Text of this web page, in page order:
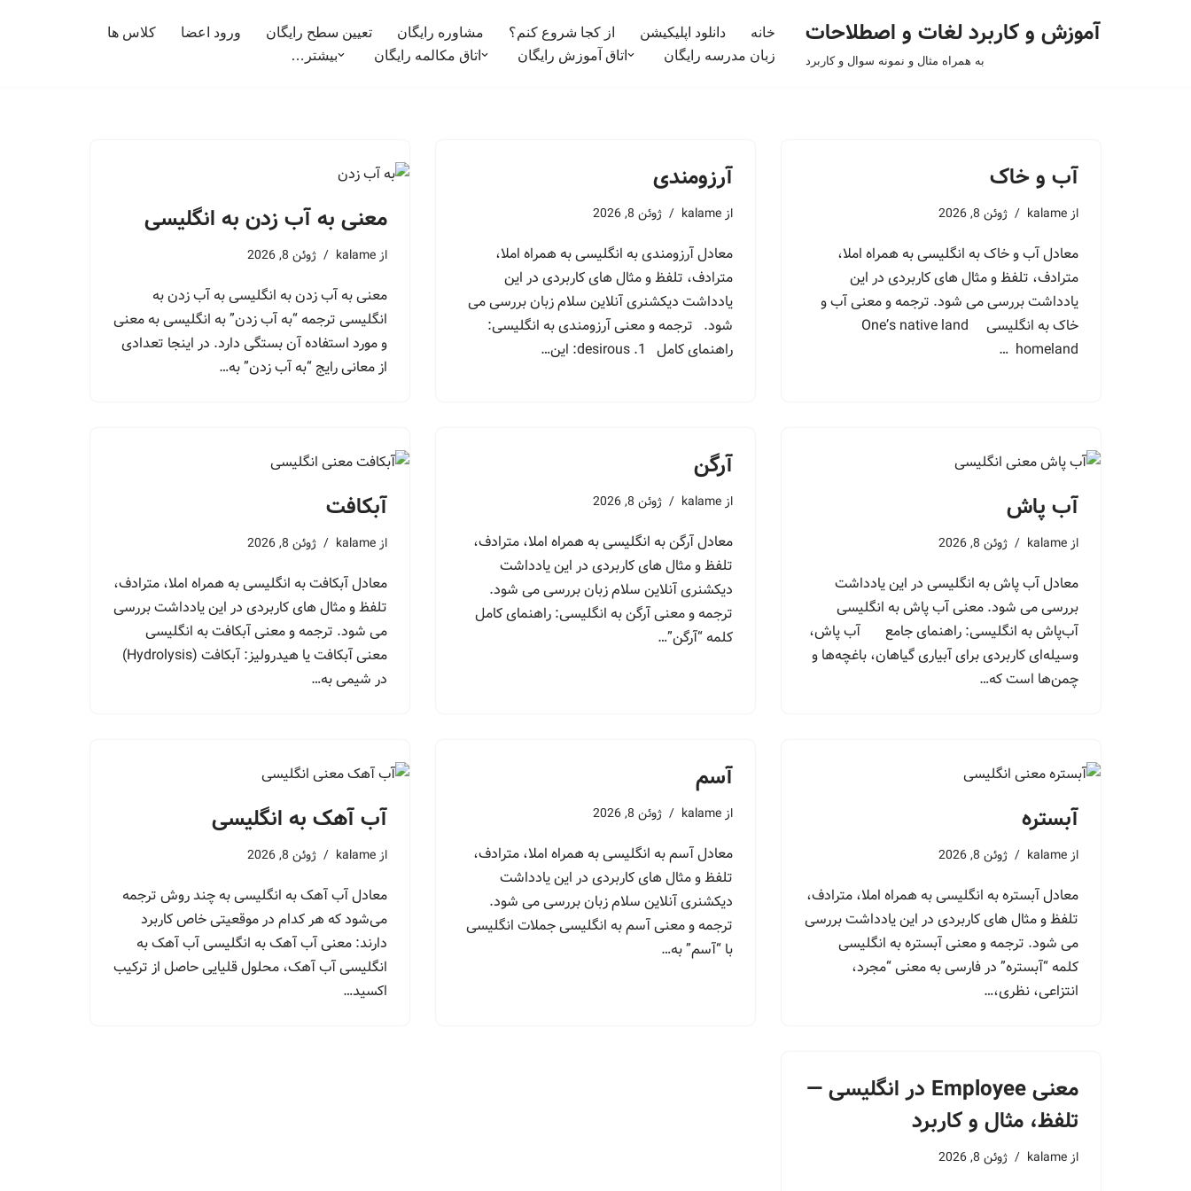
آموزش و کاربرد لغات و اصطلاحات
به همراه مثال و نمونه سوال و کاربرد
خانه دانلود اپلیکیشن از کجا شروع کنم؟ مشاوره رایگان تعیین سطح رایگان ورود اعضا
کلاس ها
زبان مدرسه رایگان
اتاق آموزش رایگان اتاق مکالمه رایگان بیشتر…
آب و خاک
از kalame ژوئن 8, 2026
معادل آب و خاک به انگلیسی به همراه املا،
مترادف، تلفظ و مثال های کاربردی در این
یادداشت بررسی می شود. ترجمه و معنی آب و
خاک به انگلیسی One’s native land
homeland …
آرزومندی
از kalame ژوئن 8, 2026
معادل آرزومندی به انگلیسی به همراه املا،
مترادف، تلفظ و مثال های کاربردی در این
یادداشت دیکشنری آنلاین سلام زبان بررسی می
شود. ترجمه و معنی آرزومندی به انگلیسی:
راهنمای کامل 1. desirous: این…
معنی به آب زدن به انگلیسی
از kalame ژوئن 8, 2026
معنی به آب زدن به انگلیسی به آب زدن به
انگلیسی ترجمه “به آب زدن” به انگلیسی به معنی
و مورد استفاده آن بستگی دارد. در اینجا تعدادی
از معانی رایج “به آب زدن” به…
آب پاش
از kalame ژوئن 8, 2026
معادل آب پاش به انگلیسی در این یادداشت
بررسی می شود. معنی آب پاش به انگلیسی
آب‌پاش به انگلیسی: راهنمای جامع آب پاش،
وسیله‌ای کاربردی برای آبیاری گیاهان، باغچه‌ها و
چمن‌ها است که…
آرگن
از kalame ژوئن 8, 2026
معادل آرگن به انگلیسی به همراه املا، مترادف،
تلفظ و مثال های کاربردی در این یادداشت
دیکشنری آنلاین سلام زبان بررسی می شود.
ترجمه و معنی آرگن به انگلیسی: راهنمای کامل
کلمه “آرگن”…
آبکافت
از kalame ژوئن 8, 2026
معادل آبکافت به انگلیسی به همراه املا، مترادف،
تلفظ و مثال های کاربردی در این یادداشت بررسی
می شود. ترجمه و معنی آبکافت به انگلیسی
معنی آبکافت یا هیدرولیز: آبکافت (Hydrolysis)
در شیمی به…
آبستره
از kalame ژوئن 8, 2026
معادل آبستره به انگلیسی به همراه املا، مترادف،
تلفظ و مثال های کاربردی در این یادداشت بررسی
می شود. ترجمه و معنی آبستره به انگلیسی
کلمه “آبستره” در فارسی به معنی “مجرد،
انتزاعی، نظری،…
آسم
از kalame ژوئن 8, 2026
معادل آسم به انگلیسی به همراه املا، مترادف،
تلفظ و مثال های کاربردی در این یادداشت
دیکشنری آنلاین سلام زبان بررسی می شود.
ترجمه و معنی آسم به انگلیسی جملات انگلیسی
با “آسم” به…
آب آهک به انگلیسی
از kalame ژوئن 8, 2026
معادل آب آهک به انگلیسی به چند روش ترجمه
می‌شود که هر کدام در موقعیتی خاص کاربرد
دارند: معنی آب آهک به انگلیسی آب آهک به
انگلیسی آب آهک، محلول قلیایی حاصل از ترکیب
اکسید…
معنی Employee در انگلیسی —
تلفظ، مثال و کاربرد
از kalame ژوئن 8, 2026